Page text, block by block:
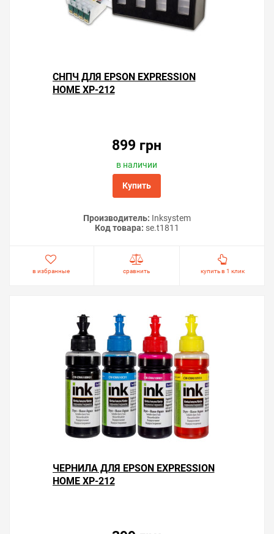
СНПЧ ДЛЯ EPSON EXPRESSION
HOME XP-212
899 грн
в наличии
Купить
Производитель: Inksystem
Код товара: se.t1811
в избранные сравнить купить в 1 клик
ЧЕРНИЛА ДЛЯ EPSON EXPRESSION
HOME XP-212